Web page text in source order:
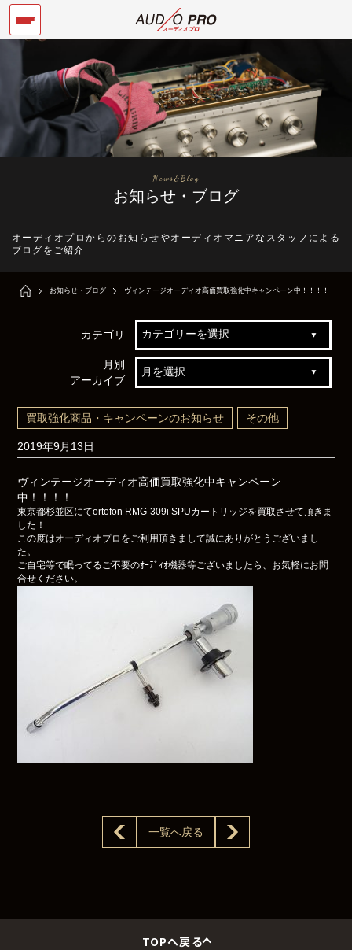
News&Blog
お知らせ・ブログ
オーディオプロからのお知らせやオーディオマニアなスタッフによる
ブログをご紹介
お知らせ・ブログ ヴィンテージオーディオ高価買取強化中キャンペーン中！！！！
カテゴリ
月別
アーカイブ
買取強化商品・キャンペーンのお知らせ その他
2019年9月13日
ヴィンテージオーディオ高価買取強化中キャンペーン
中！！！！
東京都杉並区にてortofon RMG-309i SPUカートリッジを買取させて頂きま
した！
この度はオーディオプロをご利用頂きまして誠にありがとうございまし
た。
ご自宅等で眠ってるご不要のｵｰﾃﾞｨｵ機器等ございましたら、お気軽にお問
合せください。
一覧へ戻る
TOPへ戻る